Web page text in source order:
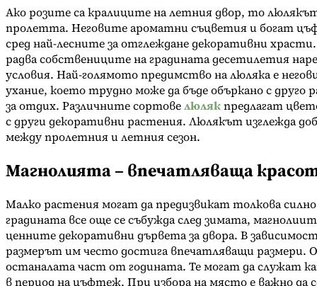
Ако розите са кралиците на летния двор, то
пролетта. Неговите ароматни съцветия и богат
сред най-лесните за отглеждане декоративни
радва собствениците на градината десетилетия
условия. Най-голямото предимство на люляка е
ухание, което трудно може да бъде объркано с
за отдих. Различните сортовелюлякпредлагат
с други декоративни растения. Люлякът изглежда
между пролетния и летния сезон.
Магнолията – впечатляваща
Малко растения могат да предизвикат толкова
градината все още се събужда след зимата,
ценните декоративни дървета за двора. В
размерът им често достига впечатляващи размери.
останалата част от годината. Те могат да служат
в период на цъфтеж. При избора на място е важно